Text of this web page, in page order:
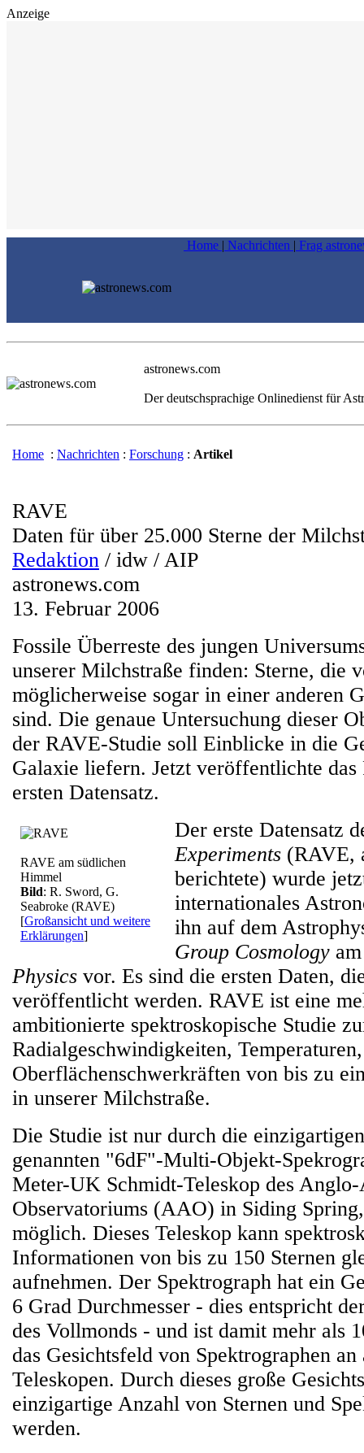
Anzeige
Home | Nachrichten | Frag
astronews.com
Der deutschsprachige Onlinedienst für
Home : Nachrichten : Forschung : Artikel
RAVE
Daten für über 25.000 Sterne der
Redaktion / idw / AIP
astronews.com
13. Februar 2006
Fossile Überreste des jungen
unserer Milchstraße finden: Sterne, die
möglicherweise sogar in einer anderen
sind. Die genaue Untersuchung dieser
der RAVE-Studie soll Einblicke in die
Galaxie liefern. Jetzt veröffentlichte das
ersten Datensatz.
RAVE am südlichen
Himmel
Bild: R. Sword, G.
Seabroke (RAVE)
[Großansicht und weitere
Erklärungen]
Der erste Datensatz
Experiments (RAVE,
berichtete) wurde
internationales
ihn auf dem
Group Cosmology
Physics vor. Es sind die ersten Daten,
veröffentlicht werden. RAVE ist eine
ambitionierte spektroskopische Studie
Radialgeschwindigkeiten,
Oberflächenschwerkräften von bis zu
in unserer Milchstraße.
Die Studie ist nur durch die
genannten "6dF"-Multi-Objekt-
Meter-UK Schmidt-Teleskop des
Observatoriums (AAO) in Siding
möglich. Dieses Teleskop kann
Informationen von bis zu 150 Sternen
aufnehmen. Der Spektrograph hat ein
6 Grad Durchmesser - dies entspricht
des Vollmonds - und ist damit mehr als
das Gesichtsfeld von Spektrographen an
Teleskopen. Durch dieses große
einzigartige Anzahl von Sternen und
werden.